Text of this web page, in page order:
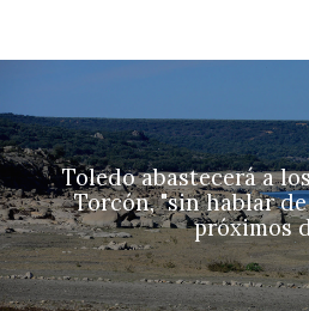
Toledo abastecerá a
Torcón, "sin hablar
próximos